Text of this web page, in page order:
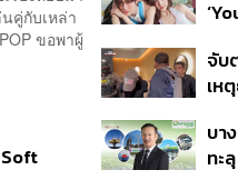
คู่กับเหล่า
ขอพาผู้
สห
สิก
จับ
เห
เนื่
บา
ทะ